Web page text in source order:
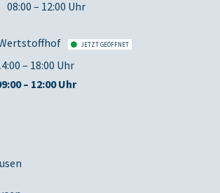
08:00 – 12:00 Uhr
JETZT GEÖFFNET
– 18:00 Uhr
– 12:00 Uhr